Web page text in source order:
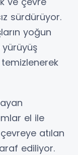
sürdürüyor.
yoğun
yürüyüş
el ile
atılan
ediliyor.